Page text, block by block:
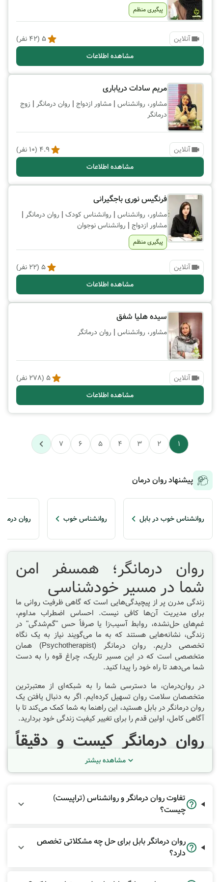
پیگیری منظم
آنلاین 5
(
42 نفر)
مشاهده اطلاعات
مریم سادات دریاباری
مشاور، روانشناس | مشاور ازدواج | روان درمانگر | زوج
درمانگر
آنلاین 4.9
(
10 نفر)
مشاهده اطلاعات
فرنگیس نوری باجگیرانی
مشاور، روانشناس | روانشناس کودک | روان درمانگر |
مشاور ازدواج | روانشناس نوجوان
پیگیری منظم
آنلاین 5
(
22 نفر)
مشاهده اطلاعات
سیده هلیا شفق
مشاور، روانشناس | روان درمانگر
آنلاین 5
(
278 نفر)
مشاهده اطلاعات
1
2
3
4
5
6
7
پیشنهاد روان درمان
روانشناس خوب در بابل روانشناس خوب روان
روان درمانگر؛ همسفر امن
شما در مسیر خودشناسی
زندگی مدرن پر از پیچیدگی‌هایی است که گاهی ظرفیت روانی ما
برای مدیریت آن‌ها کافی نیست. احساس اضطراب مداوم،
غم‌های حل‌نشده، روابط آسیب‌زا یا صرفاً حس "گم‌شدگی" در
زندگی، نشانه‌هایی هستند که به ما می‌گویند نیاز به یک نگاه
تخصصی داریم. روان درمانگر (Psychotherapist) همان
متخصصی است که در این مسیر تاریک، چراغ قوه را به دست
شما می‌دهد تا راه خود را پیدا کنید.
در روان‌درمان، ما دسترسی شما را به شبکه‌ای از معتبرترین
متخصصان سلامت روان تسهیل کرده‌ایم. اگر به دنبال یافتن یک
روان درمانگر در بابل هستید، این راهنما به شما کمک می‌کند تا با
آگاهی کامل، اولین قدم را برای تغییر کیفیت زندگی خود بردارید.
روان درمانگر کیست و دقیقاً
چه کاری انجام می‌دهد؟
بسیاری از افراد تصور می‌کنند کار روان درمانگر نصیحت کردن یا
روان‌درمانی که به آن "گفتگو درمانی" نیز می‌گویند، فرآیندی است
که در آن متخصص با استفاده از تکنیک‌های علمی، به شما کمک
می‌کند تا:
ریشه‌های عمیق افکار و احساسات خود را بشناسید.
الگوهای رفتاری تکرار شونده و آسیب‌زا را شناسایی کنید.
مهارت‌های سازگاری با استرس و بحران‌های زندگی را
مشاهده بیشتر
تفاوت روان درمانگر و روانشناس (تراپیست)
چیست؟
روان درمانگر بابل برای حل چه مشکلاتی تخصص
دارد؟